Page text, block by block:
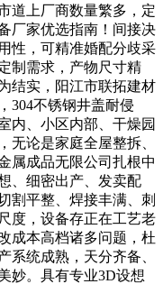
道上厂商数量繁多，定
厂家优选指南！间接决
性，可精准婚配分歧采
制需求，产物尺寸精
结实，阳江市联拓建材
304不锈钢井盖耐侵
内、小区内部、干燥园
无论是家庭全屋整拆、
属成品无限公司扎根中
、细密出产、发卖配
割平整、焊接丰满、刺
度，设备存正在工艺老
成本高档诸多问题，杜
统成熟，天分齐备、
妙。具有专业3D设想